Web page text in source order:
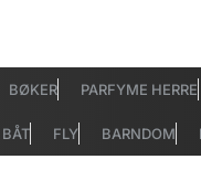
BØKER PARFYME HERRE
BÅT FLY BARNDOM